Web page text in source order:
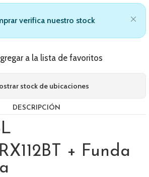
verifica nuestro stock
a la lista de favoritos
stock de ubicaciones
DESCRIPCIÓN
+ Funda